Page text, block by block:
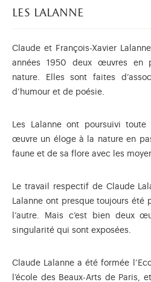
les lalanne
Claude et François-Xavier
années 1950 deux œuvres en
nature. Elles sont faites
d’humour et de poésie.
Les Lalanne ont poursuivi
œuvre un éloge à la nature en
faune et de sa flore avec les
Le travail respectif de Claude
Lalanne ont presque toujours été
l’autre. Mais c’est bien deux
singularité qui sont exposées.
Claude Lalanne a été formée
l’école des Beaux-Arts de Paris,